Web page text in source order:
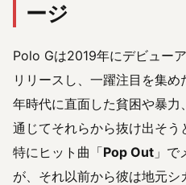
ージ
Polo Gは2019年にデビュー
リリースし、一躍注目を集
年時代に直面した貧困や暴
通じてそれらから抜け出そう
特にヒット曲「Pop Out 」で
が、それ以前から彼は地元シ